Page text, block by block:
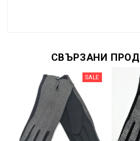
СВЪРЗАНИ
SALE